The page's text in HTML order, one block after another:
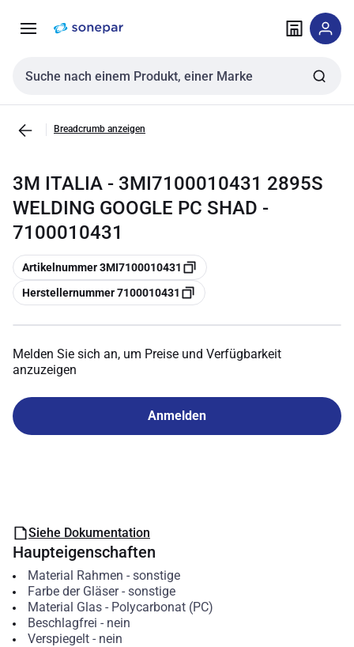
NavigationInhalt
Sucheingabe
Breadcrumb anzeigen
3M ITALIA - 3MI7100010431 2895S
WELDING GOOGLE PC SHAD -
7100010431
Kopieren
Artikelnummer 3MI7100010431
Kopieren
Herstellernummer 7100010431
Melden Sie sich an, um Preise und Verfügbarkeit
anzuzeigen
Anmelden
Siehe Dokumentation
Haupteigenschaften
Material Rahmen - sonstige
Farbe der Gläser- sonstige
Material Glas- Polycarbonat (PC)
Beschlagfrei - nein
Verspiegelt- nein